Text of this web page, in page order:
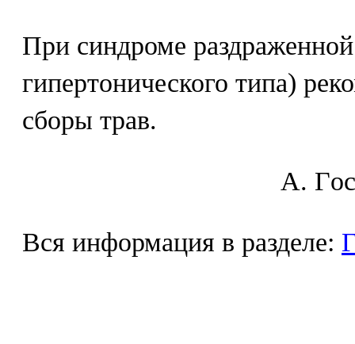
При синдроме
гипертонического типа)
сборы трав.
A.
Вся информация в разделе: